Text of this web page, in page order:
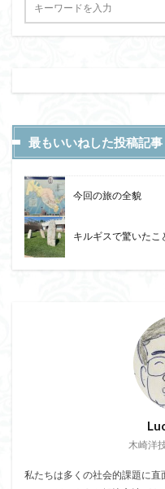
最もいいねした投稿記
今回の旅の全貌
キルギスで驚いたこ
木崎洋
私たちは多くの社会的課題に